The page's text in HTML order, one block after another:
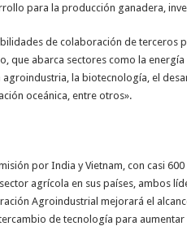
para la producción ganadera,
de colaboración de terceros
que abarca sectores como la
agroindustria, la biotecnología, el
oceánica, entre otros».
por India y Vietnam, con casi
agrícola en sus países, ambos
Agroindustrial mejorará el
de tecnología para